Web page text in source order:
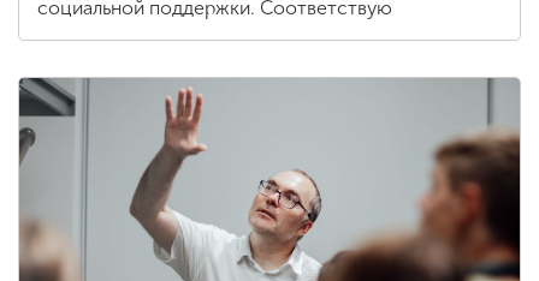
социальной поддержки. Соответствую